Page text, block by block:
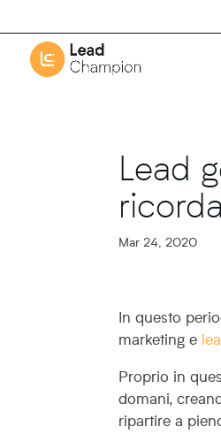
Lead
Mar 24, 2020
In questo
marketing e
Proprio in
domani,
ripartire a